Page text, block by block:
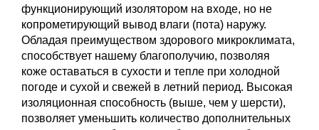
функционирующий изолятором на входе, но не
копрометирующий вывод влаги (пота) наружу.
Обладая преимуществом здорового микроклимата,
способствует нашему благополучию, позволяя
коже оставаться в сухости и тепле при холодной
погоде и сухой и свежей в летний период. Высокая
изоляционная способность (выше, чем у шерсти),
позволяет уменьшить количество дополнительных